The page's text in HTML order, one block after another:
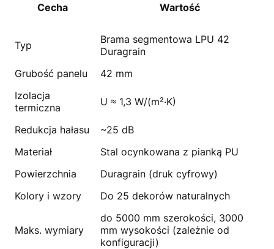
Cecha Wartość
Typ
Brama segmentowa LPU 42
Duragrain
Grubość panelu
42 mm
Izolacja
termiczna
U ≈ 1,3 W/(m²·K)
Redukcja hałasu
~25 dB
Materiał
Stal ocynkowana z pianką PU
Powierzchnia
Duragrain (druk cyfrowy)
Kolory i wzory
Do 25 dekorów naturalnych
Maks. wymiary
do 5000 mm szerokości, 3000
mm wysokości (zależnie od
konfiguracji)